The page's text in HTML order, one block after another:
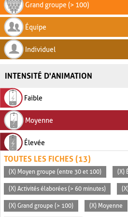
Grand groupe (> 100)
Équipe
Individuel
INTENSITÉ D'ANIMATION
Faible
Moyenne
Élevée
TOUTES LES FICHES (13)
(X) Moyen groupe (entre 30 et 100) (X)
(X) Activités élaborées (> 60 minutes)
(X) Grand groupe (> 100) (X) Moyenne